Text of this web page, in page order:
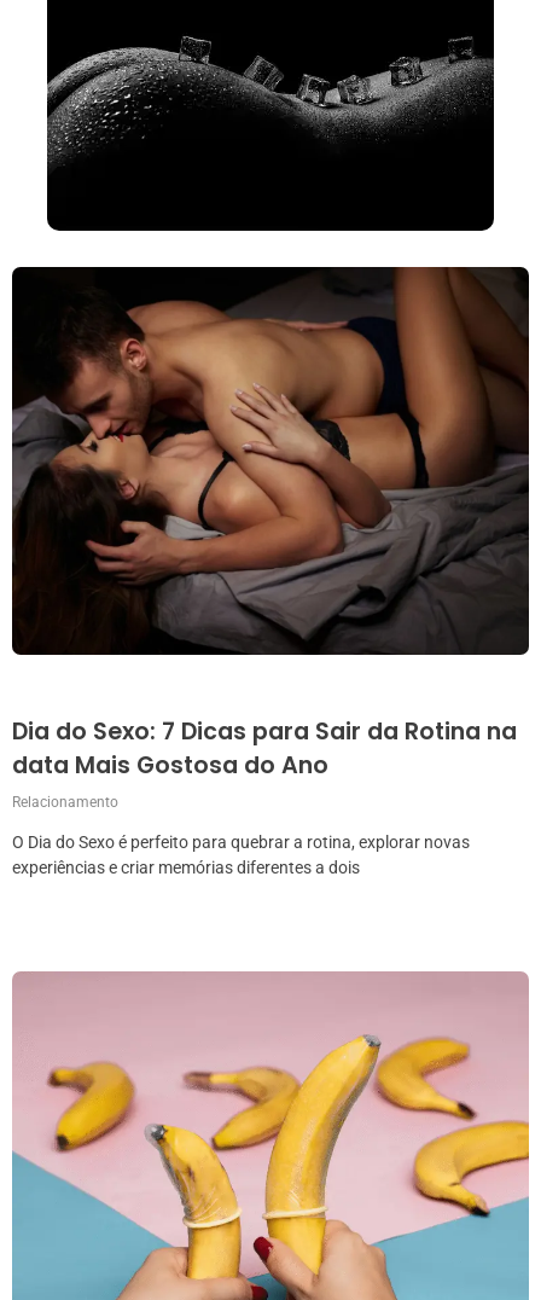
Dia do Sexo: 7 Dicas para Sair da Rotina na
data Mais Gostosa do Ano
Relacionamento
O Dia do Sexo é perfeito para quebrar a rotina, explorar novas
experiências e criar memórias diferentes a dois